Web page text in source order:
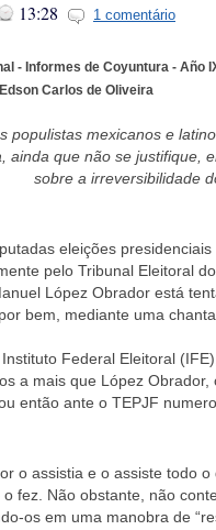
13:28 1 comentário
- Informes de Coyuntura - Año
Carlos de Oliveira
populistas mexicanos e
ainda que não se justifique,
sobre a irreversibilidade
eleições
pelo Tribunal Eleitoral
López Obrador está
bem, mediante uma
Federal Eleitoral
a mais que López
então ante o TEPJF
o assistia e o assiste todo
fez. Não obstante, não
os em uma manobra de